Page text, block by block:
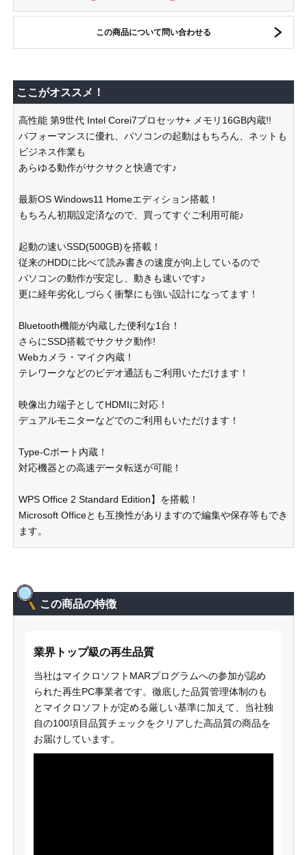
この商品について問い合わせる
ここがオススメ！
高性能 第9世代 Intel Corei7プロセッサ+ メモリ16GB内蔵!!
パフォーマンスに優れ、パソコンの起動はもちろん、ネットも
ビジネス作業も
あらゆる動作がサクサクと快適です♪
最新OS Windows11 Homeエディション搭載！
もちろん初期設定済なので、買ってすぐご利用可能♪
起動の速いSSD(500GB)を搭載！
従来のHDDに比べて読み書きの速度が向上しているので
パソコンの動作が安定し、動きも速いです♪
更に経年劣化しづらく衝撃にも強い設計になってます！
Bluetooth機能が内蔵した便利な1台！
さらにSSD搭載でサクサク動作!
Webカメラ・マイク内蔵！
テレワークなどのビデオ通話もご利用いただけます！
映像出力端子としてHDMIに対応！
デュアルモニターなどでのご利用もいただけます！
Type-Cポート内蔵！
対応機器との高速データ転送が可能！
WPS Office 2 Standard Edition】を搭載！
Microsoft Officeとも互換性がありますので編集や保存等もでき
ます。
この商品の特徴
業界トップ級の再生品質
当社はマイクロソフトMARプログラムへの参加が認め
られた再生PC事業者です。徹底した品質管理体制のも
とマイクロソフトが定める厳しい基準に加えて、当社独
自の100項目品質チェックをクリアした高品質の商品を
お届けしています。